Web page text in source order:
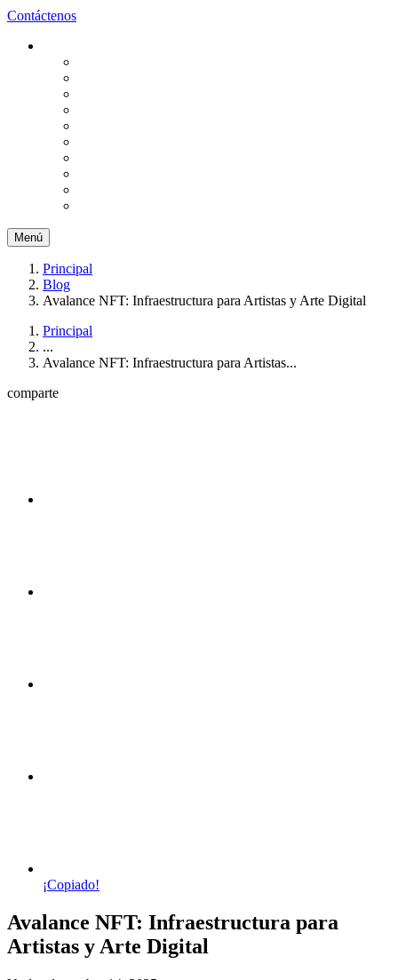
Contáctenos
Menú
Principal
Blog
Avalance NFT: Infraestructura para Artistas y Arte Digital
Principal
...
Avalance NFT: Infraestructura para Artistas...
comparte
¡Copiado!
Avalance NFT: Infraestructura para
Artistas y Arte Digital